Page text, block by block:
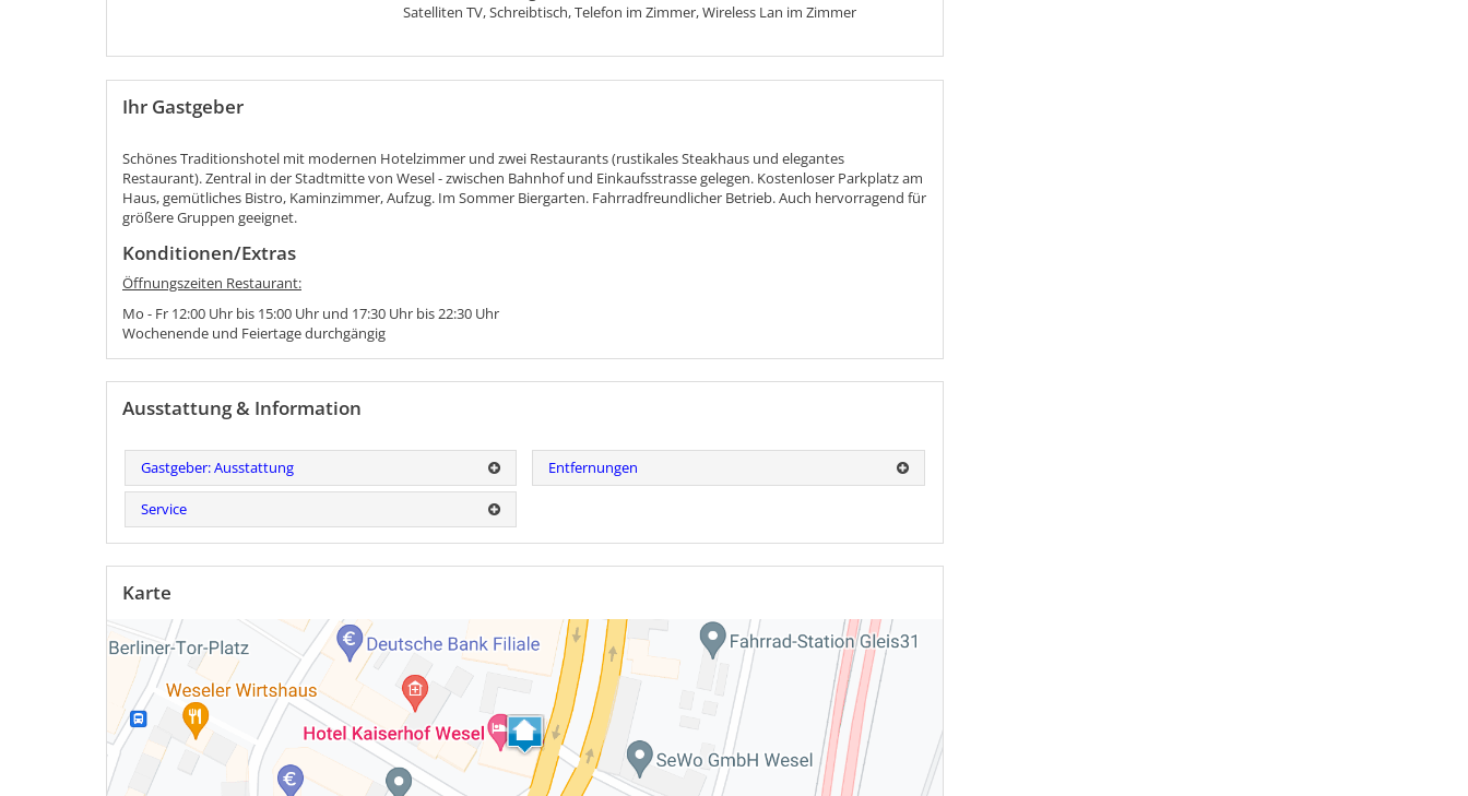
Satelliten TV, Schreibtisch, Telefon im Zimmer, Wireless Lan im Zimmer
Ihr Gastgeber
Schönes Traditionshotel mit modernen Hotelzimmer und zwei Restaurants (rustikales Steakhaus und elegantes
Restaurant). Zentral in der Stadtmitte von Wesel - zwischen Bahnhof und Einkaufsstrasse gelegen. Kostenloser Parkplatz am
Haus, gemütliches Bistro, Kaminzimmer, Aufzug. Im Sommer Biergarten. Fahrradfreundlicher Betrieb. Auch hervorragend für
größere Gruppen geeignet.
Konditionen/Extras
Öffnungszeiten Restaurant:
Mo - Fr 12:00 Uhr bis 15:00 Uhr und 17:30 Uhr bis 22:30 Uhr
Wochenende und Feiertage durchgängig
Ausstattung & Information
Gastgeber: Ausstattung Entfernungen
Service
Karte